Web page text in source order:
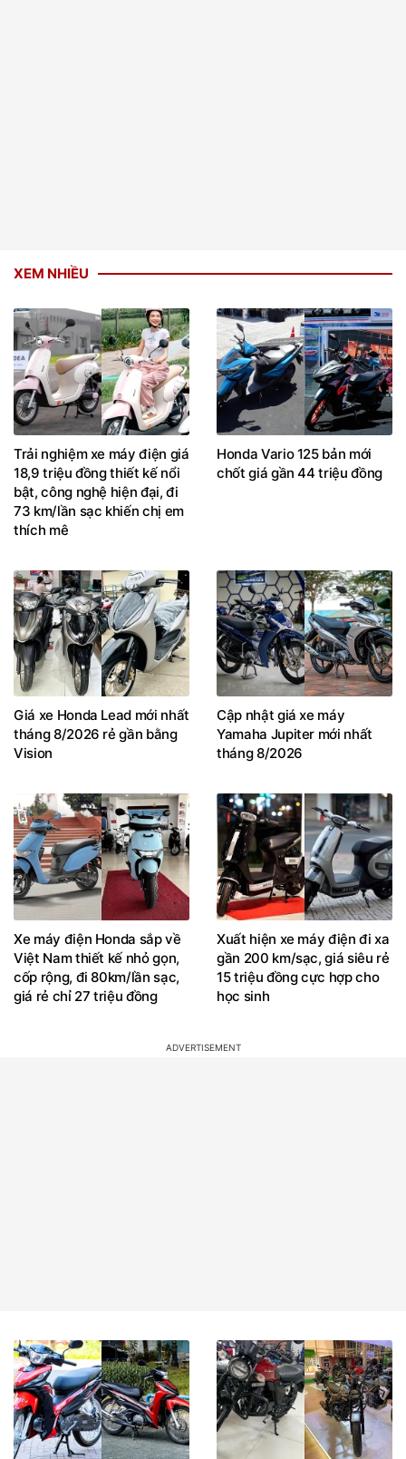
XEM NHIỀU
Trải nghiệm xe máy điện giá
18,9 triệu đồng thiết kế nổi
bật, công nghệ hiện đại, đi
73 km/lần sạc khiến chị em
thích mê
Honda Vario 125 bản mới
chốt giá gần 44 triệu đồng
Giá xe Honda Lead mới nhất
tháng 8/2026 rẻ gần bằng
Vision
Cập nhật giá xe máy
Yamaha Jupiter mới nhất
tháng 8/2026
Xe máy điện Honda sắp về
Việt Nam thiết kế nhỏ gọn,
cốp rộng, đi 80km/lần sạc,
giá rẻ chỉ 27 triệu đồng
Xuất hiện xe máy điện đi xa
gần 200 km/sạc, giá siêu rẻ
15 triệu đồng cực hợp cho
học sinh